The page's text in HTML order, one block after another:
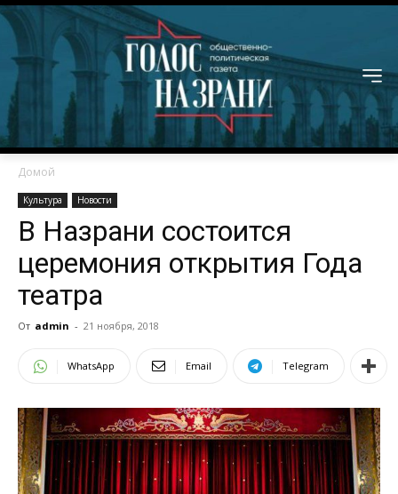
Домой
Культура Новости
В Назрани состоится
церемония открытия Года
театра
От admin - 21 ноября, 2018
WhatsApp Email Telegram